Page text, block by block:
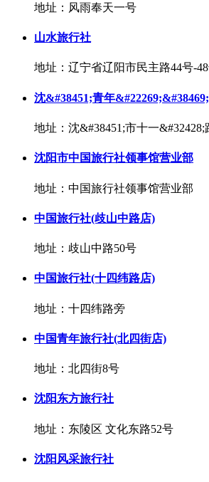
地址：风雨奉天一号
山水旅行社
地址：辽宁省辽阳市民主路44号-
沈&#38451;青年
地址：沈&#38451;市十一&#32428;
沈阳市中国旅行社领事馆营业部
地址：中国旅行社领事馆营业部
中国旅行社(歧山中路店)
地址：歧山中路50号
中国旅行社(十四纬路店)
地址：十四纬路旁
中国青年旅行社(北四街店)
地址：北四街8号
沈阳东方旅行社
地址：东陵区 文化东路52号
沈阳风采旅行社